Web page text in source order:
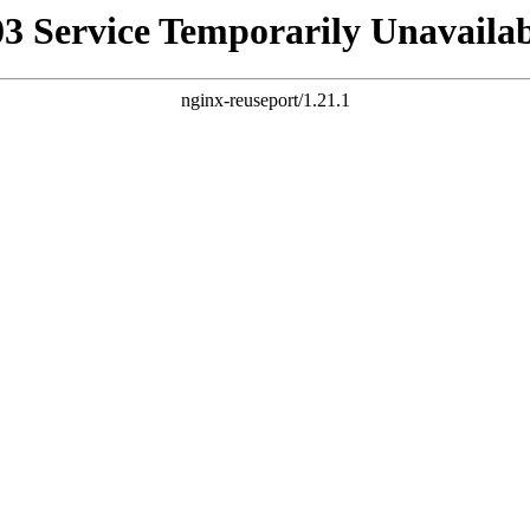
Service Temporarily
nginx-reuseport/1.21.1